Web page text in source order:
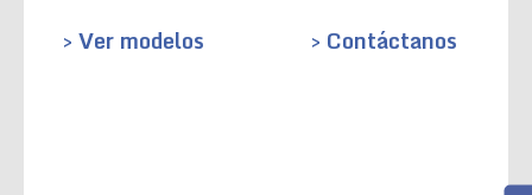
> Ver modelos > Contáctanos